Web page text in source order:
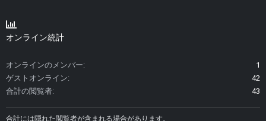
オンライン統計
オンラインのメンバー
1
ゲストオンライン
42
合計の閲覧者
43
合計には隠れた閲覧者が含まれる場合があります。